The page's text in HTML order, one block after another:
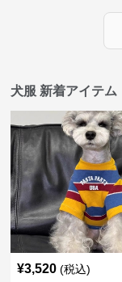
犬服 新着アイテム
¥3,520 (税込)